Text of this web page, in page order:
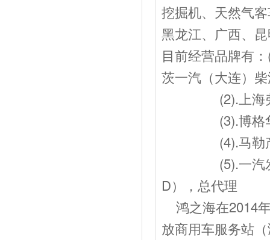
挖掘机、天然气
黑龙江、广西、
目前经营品牌有
茨一汽（大连）
(2).上海弗列
(3).博格华纳
(4).马勒产
(5).一汽发动J
D），总代理
鸿之海在2014
放商用车服务站